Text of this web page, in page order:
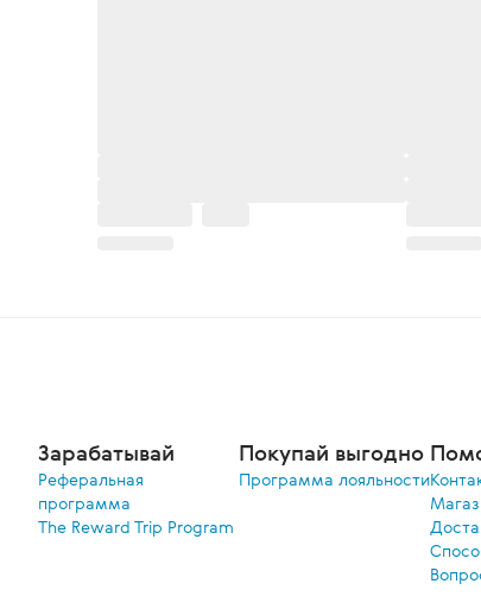
Зарабатывай
Реферальная
программа
The Reward Trip Program
Покупай выгодно
Программа лояльности